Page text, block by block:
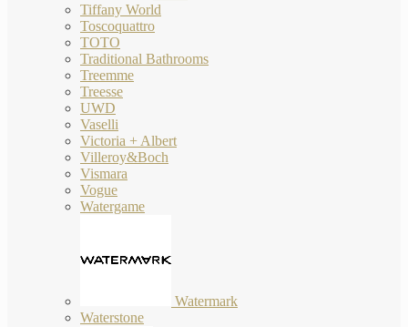
Tiffany World
Toscoquattro
TOTO
Traditional Bathrooms
Treemme
Treesse
UWD
Vaselli
Victoria + Albert
Villeroy&Boch
Vismara
Vogue
Watergame
Watermark
Waterstone